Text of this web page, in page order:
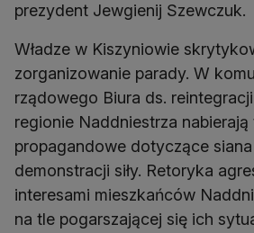
prezydent Jewgienij Szewczuk.
Władze w Kiszyniowie
zorganizowanie parady. W
rządowego Biura ds.
regionie Naddniestrza
propagandowe dotyczące
demonstracji siły. Retoryka
interesami mieszkańców
na tle pogarszającej się ich